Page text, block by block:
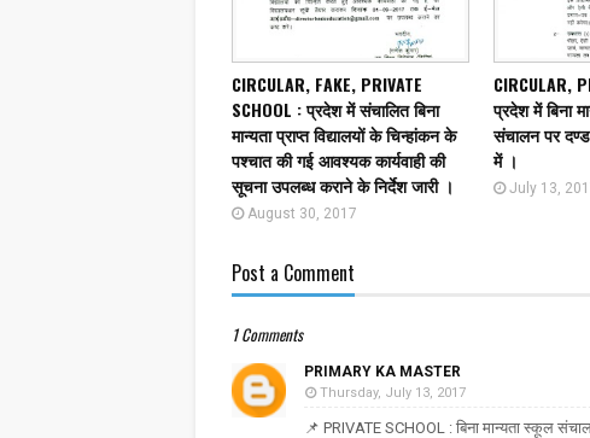
CIRCULAR, FAKE, PRIVATE
SCHOOL : प्रदेश में संचालित बिना
मान्यता प्राप्त विद्यालयों के चिन्हांकन के
पश्चात की गई आवश्यक कार्यवाही की
सूचना उपलब्ध कराने के निर्देश जारी ।
August 30, 2017
CIRCULAR,
प्रदेश में बिना
संचालन पर
में ।
July 13,
Post a Comment
1 Comments
PRIMARY KA MASTER
Thursday, July 13, 2017
📌 PRIVATE SCHOOL : बिना मान्यता स्कूल